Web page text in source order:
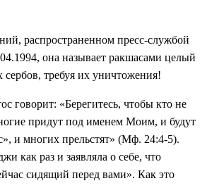
распространенном пресс-службой
она называет ракшасами целый
сербов, требуя их уничтожения!
говорит: «Берегитесь, чтобы кто не
придут под именем Моим, и будут
и многих прельстят» (Мф. 24:4-5).
как раз и заявляла о себе, что
сидящий перед вами». Как это